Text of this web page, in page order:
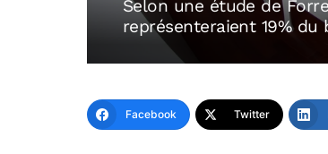
Selon une étude de
représenteraient 19% du
Facebook Twitter